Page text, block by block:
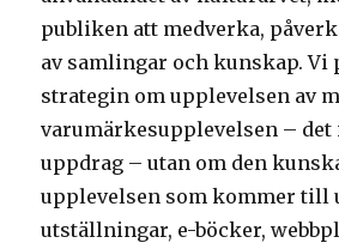
publiken att medverka,
av samlingar och kunskap. Vi
strategin om upplevelsen av
varumärkesupplevelsen –
uppdrag – utan om den
upplevelsen som kommer till
utställningar, e-böcker,